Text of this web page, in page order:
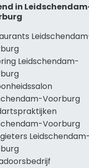
in
Leidschendam-
Voorburg
Voorburg
Leidschendam-